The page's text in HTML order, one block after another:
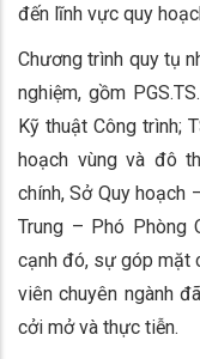
đến lĩnh vực quy
Chương trình quy tụ
nghiệm, gồm
Kỹ thuật Công trình;
hoạch vùng và đô
chính, Sở Quy hoạch
Trung – Phó Phòng
cạnh đó, sự góp mặt
viên chuyên ngành
cởi mở và thực tiễn.